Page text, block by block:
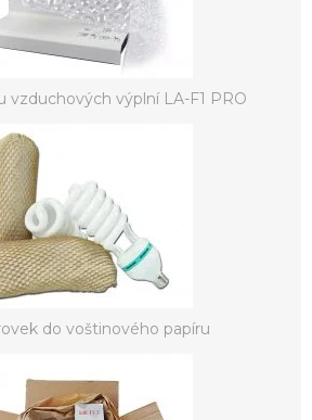
vzduchových výplní LA-F1 PRO
do voštinového papíru